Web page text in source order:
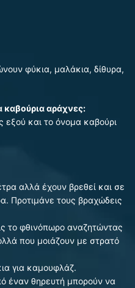
φύκια, μαλάκια, δίθυρα,
καβούρια αράχνες:
εξού και το όνομα καβούρι
αλλά έχουν βρεθεί και σε
Προτιμάνε τους βραχώδεις
το φθινόπωρο αναζητώντας
που μοιάζουν με στρατό
για καμουφλάζ.
έναν θηρευτή μπορούν να